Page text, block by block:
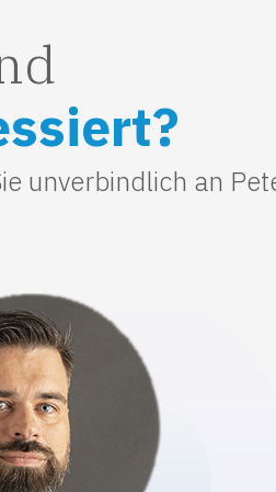
unverbindlich an